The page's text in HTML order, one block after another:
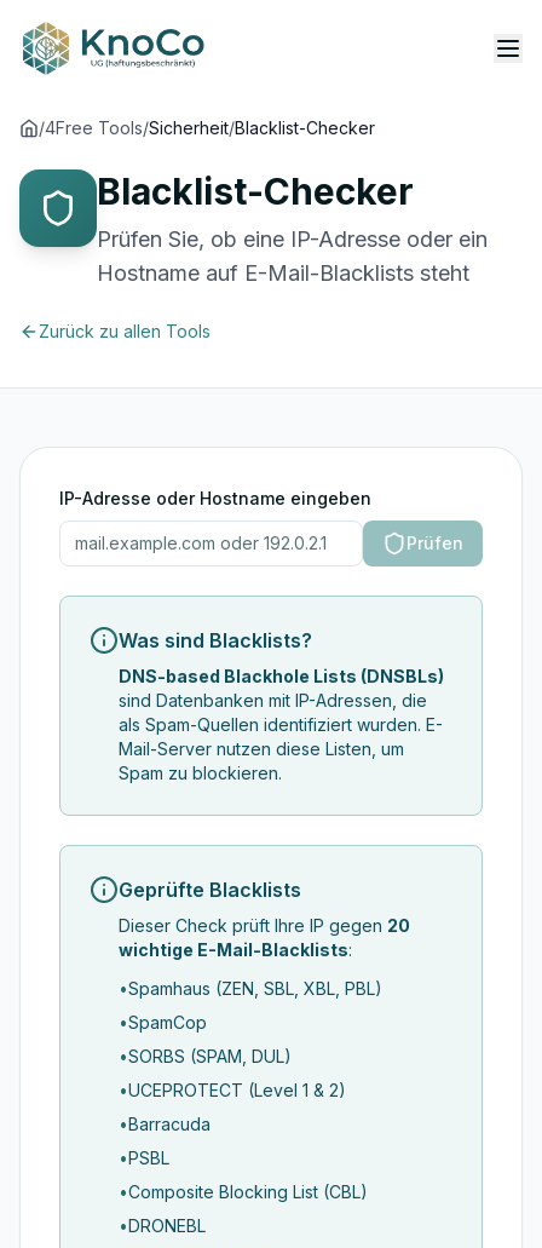
/4Free Tools/Sicherheit/Blacklist-Checker
Blacklist-Checker
Prüfen Sie, ob eine IP-Adresse oder ein
Hostname auf E-Mail-Blacklists steht
Zurück zu allen Tools
IP-Adresse oder Hostname eingeben
Prüfen
Was sind Blacklists?
DNS-based Blackhole Lists (DNSBLs)
sind Datenbanken mit IP-Adressen, die
als Spam-Quellen identifiziert wurden. E-
Mail-Server nutzen diese Listen, um
Spam zu blockieren.
Geprüfte Blacklists
Dieser Check prüft Ihre IP gegen 20
wichtige E-Mail-Blacklists:
•Spamhaus (ZEN, SBL, XBL, PBL)
•SpamCop
•SORBS (SPAM, DUL)
•UCEPROTECT (Level 1 & 2)
•Barracuda
•PSBL
•Composite Blocking List (CBL)
•DRONEBL